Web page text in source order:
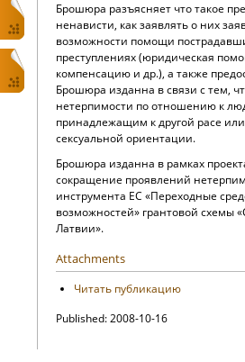
Брошюра разъясняет что такое
ненависти, как заявлять о них
возможности помощи
преступлениях (юридическая
компенсацию и др.), а также
Брошюра изданна в связи с тем,
нетерпимости по отношению к
принадлежащим к другой расе
сексуальной ориентации.
Брошюра изданна в рамках
сокращение проявлений
инструмента ЕС «Переходные
возможностей» грантовой схемы
Латвии».
Attachments
Читать публикацию
Published: 2008-10-16